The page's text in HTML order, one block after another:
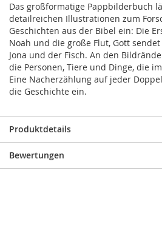
Das großformatige Pappbilderbuch
detailreichen Illustrationen zum
Geschichten aus der Bibel ein: Die
Noah und die große Flut, Gott
Jona und der Fisch. An den
die Personen, Tiere und Dinge, die
Eine Nacherzählung auf jeder
die Geschichte ein.
Produktdetails
Bewertungen